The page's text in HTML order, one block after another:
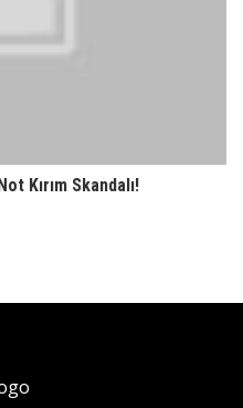
Kırım Skandalı!